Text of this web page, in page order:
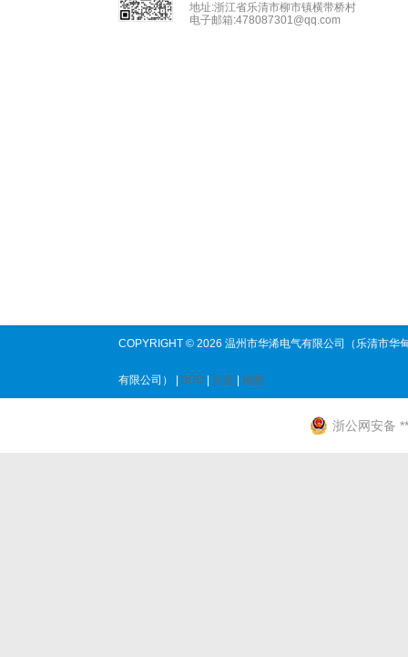
地址:浙江省乐清市柳市镇横带桥村
电子邮箱:478087301@qq.com
COPYRIGHT © 2026 温州市华浠电气有限公司（乐清市华
有限公司） | SEO 百度 地图
浙公网安备